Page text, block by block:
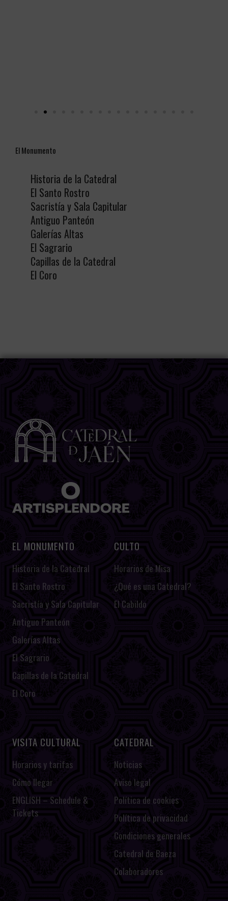
El Monumento
Historia de la Catedral
El Santo Rostro
Sacristía y Sala Capitular
Antiguo Panteón
Galerías Altas
El Sagrario
Capillas de la Catedral
El Coro
EL MONUMENTO
Historia de la Catedral
El Santo Rostro
Sacristía y Sala Capitular
Antiguo Panteón
Galerías Altas
El Sagrario
Capillas de la Catedral
El Coro
CULTO
Horarios de Misa
¿Qué es una Catedral?
El Cabildo
VISITA CULTURAL
Horarios y tarifas
Cómo llegar
ENGLISH – Schedule &
Tickets
CATEDRAL
Noticias
Aviso legal
Política de cookies
Política de privacidad
Condiciones generales
Catedral de Baeza
Colaboradores